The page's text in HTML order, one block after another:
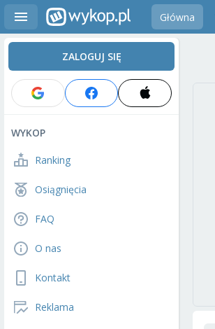
Główna
ZALOGUJ SIĘ
WYKOP
Ranking
Osiągnięcia
FAQ
O nas
Kontakt
Reklama